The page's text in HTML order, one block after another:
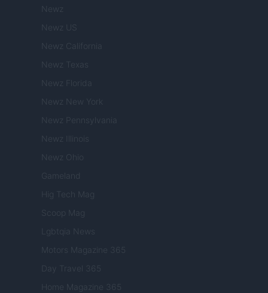
Newz
Newz US
Newz California
Newz Texas
Newz Florida
Newz New York
Newz Pennsylvania
Newz Illinois
Newz Ohio
Gameland
Hig Tech Mag
Scoop Mag
Lgbtqia News
Motors Magazine 365
Day Travel 365
Home Magazine 365